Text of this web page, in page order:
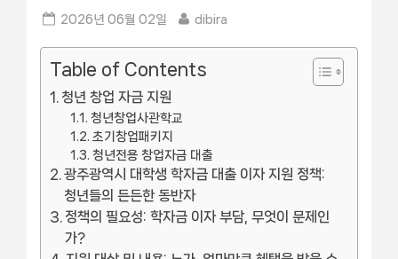
Posted
2026년 06월 02일 By
dibira
Table of Contents
청년 창업 자금 지원
청년창업사관학교
초기창업패키지
청년전용 창업자금 대출
광주광역시 대학생 학자금 대출 이자 지원 정책:
청년들의 든든한 동반자
정책의 필요성: 학자금 이자 부담, 무엇이 문제인
가?